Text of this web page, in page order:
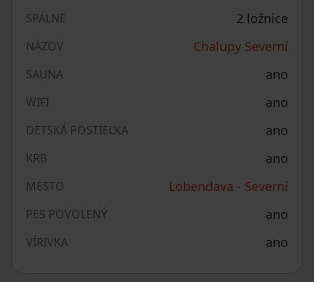
SPÁLNE 2 ložnice
NÁZOV Chalupy Severní
SAUNA ano
WIFI ano
DETSKÁ POSTIEĽKA ano
KRB ano
MESTO Lobendava - Severní
PES POVOLENÝ ano
VÍRIVKA ano